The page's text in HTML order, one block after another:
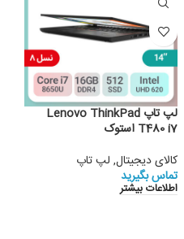
لپ تاپ Lenovo ThinkPad
T480 i7 استوک
کالای دیجیتال, لپ تاپ
تماس بگیرید
اطلاعات بیشتر